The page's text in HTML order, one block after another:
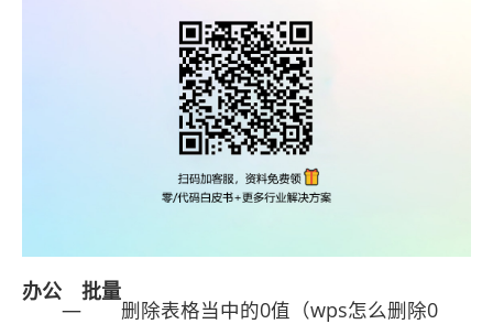
办公
—
批量
删除表格当中的0值（wps怎么删除0